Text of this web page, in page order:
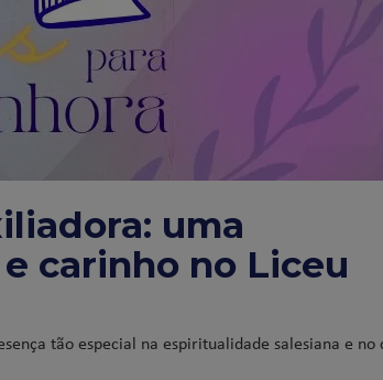
uma
carinho no Liceu
tão especial na espiritualidade salesiana e no